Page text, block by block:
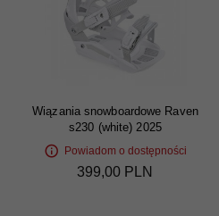
Wiązania snowboardowe Raven
s230 (white) 2025
Powiadom o dostępności
399,00 PLN